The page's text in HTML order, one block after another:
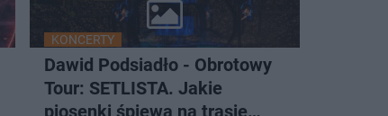
KONCERTY
Dawid Podsiadło - Obrotowy
Tour: SETLISTA. Jakie
piosenki śpiewa na trasie